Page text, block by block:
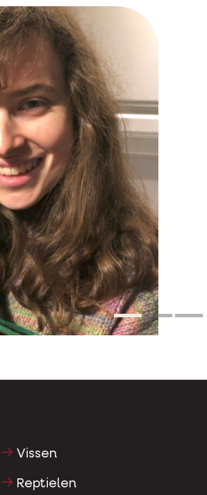
Vissen
Reptielen